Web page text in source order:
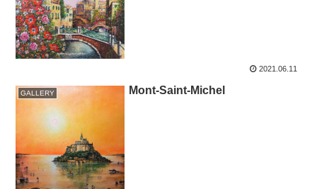
2021.06.11
GALLERY Mont-Saint-Michel